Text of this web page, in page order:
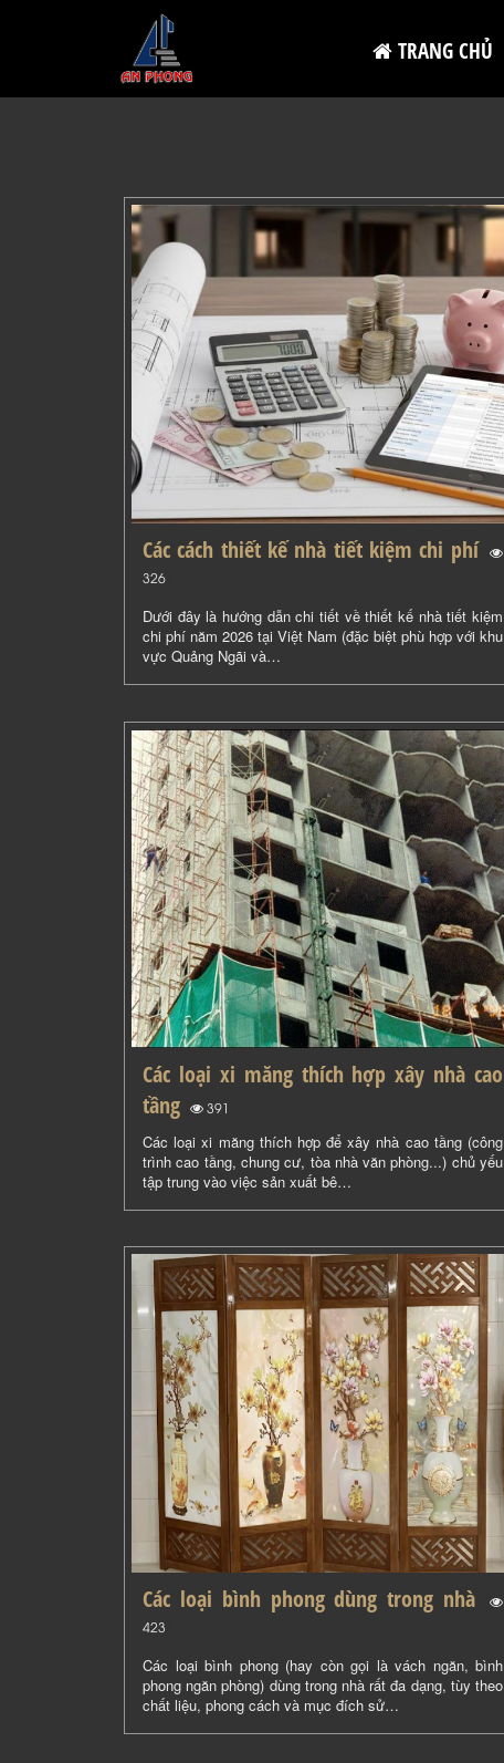
TRANG CHỦ
Các cách thiết kế nhà tiết kiệm chi phí(
326
Dưới đây là hướng dẫn chi tiết về thiết kế nhà tiết kiệm
chi phí năm 2026 tại Việt Nam (đặc biệt phù hợp với khu
vực Quảng Ngãi và…
Các loại xi măng thích hợp xây nhà cao
tầng
391
Các loại xi măng thích hợp để xây nhà cao tầng (công
trình cao tầng, chung cư, tòa nhà văn phòng...) chủ yếu
tập trung vào việc sản xuất bê…
Các loại bình phong dùng trong nhà (
423
Các loại bình phong (hay còn gọi là vách ngăn, bình
phong ngăn phòng) dùng trong nhà rất đa dạng, tùy theo
chất liệu, phong cách và mục đích sử…